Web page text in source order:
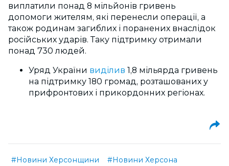
виплатили понад 8 мільйонів гривень
допомоги жителям, які перенесли операції, а
також родинам загиблих і поранених внаслідок
російських ударів. Таку підтримку отримали
понад 730 людей.
Уряд України виділив 1,8 мільярда гривень
на підтримку 180 громад, розташованих у
прифронтових і прикордонних регіонах.
#Новини Херсонщини #Новини Херсона